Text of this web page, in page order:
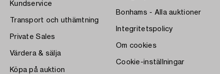
Kundservice
Transport och uthämtning
Private Sales
Värdera & sälja
Köpa på auktion
Bonhams - Alla auktioner
Integritetspolicy
Om cookies
Cookie-inställningar